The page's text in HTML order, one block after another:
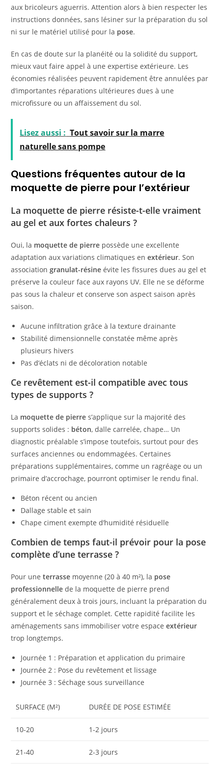
aux bricoleurs aguerris. Attention alors à bien respecter les
instructions données, sans lésiner sur la préparation du sol
ni sur le matériel utilisé pour la pose.
En cas de doute sur la planéité ou la solidité du support,
mieux vaut faire appel à une expertise extérieure. Les
économies réalisées peuvent rapidement être annulées par
d’importantes réparations ultérieures dues à une
microfissure ou un affaissement du sol.
Lisez aussi : Tout savoir sur la marre
naturelle sans pompe
Questions fréquentes autour de la
moquette de pierre pour l’extérieur
La moquette de pierre résiste-t-elle vraiment
au gel et aux fortes chaleurs ?
Oui, la moquette de pierre possède une excellente
adaptation aux variations climatiques enextérieur. Son
associationgranulat-résine évite les fissures dues au gel et
préserve la couleur face aux rayons UV. Elle ne se déforme
pas sous la chaleur et conserve son aspect saison après
saison.
Aucune infiltration grâce à la texture drainante
Stabilité dimensionnelle constatée même après
plusieurs hivers
Pas d’éclats ni de décoloration notable
Ce revêtement est-il compatible avec tous
types de supports ?
La moquette de pierre s’applique sur la majorité des
supports solides : béton, dalle carrelée, chape… Un
diagnostic préalable s’impose toutefois, surtout pour des
surfaces anciennes ou endommagées. Certaines
préparations supplémentaires, comme un ragréage ou un
primaire d’accrochage, pourront optimiser le rendu final.
Béton récent ou ancien
Dallage stable et sain
Chape ciment exempte d’humidité résiduelle
Combien de temps faut-il prévoir pour la pose
complète d’une terrasse ?
Pour uneterrasse moyenne (20 à 40 m²), la pose
professionnelle de la moquette de pierre prend
généralement deux à trois jours, incluant la préparation du
support et le séchage complet. Cette rapidité facilite les
aménagements sans immobiliser votre espaceextérieur
trop longtemps.
Journée 1 : Préparation et application du primaire
Journée 2 : Pose du revêtement et lissage
Journée 3 : Séchage sous surveillance
SURFACE (M²) DURÉE DE POSE ESTIMÉE
10-20 1-2 jours
21-40 2-3 jours